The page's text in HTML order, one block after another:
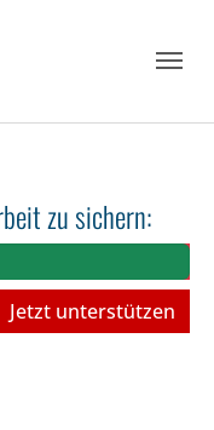
zu sichern:
Jetzt unterstützen